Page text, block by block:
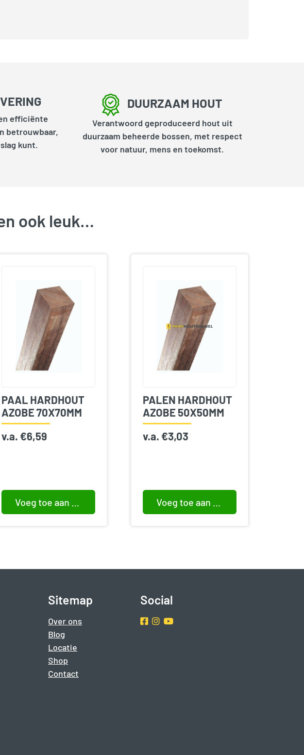
efficiënte
betrouwbaar,
kunt.
DUURZAAM HOUT
Verantwoord geproduceerd hout uit
duurzaam beheerde bossen, met respect
voor natuur, mens en toekomst.
ook leuk…
PAAL HARDHOUT
AZOBE 70X70MM
v.a. €6,59
PALEN HARDHOUT
AZOBE 50X50MM
v.a. €3,03
Sitemap
Over ons
Blog
Locatie
Shop
Contact
Social
Facebook
Instragram
Youtube